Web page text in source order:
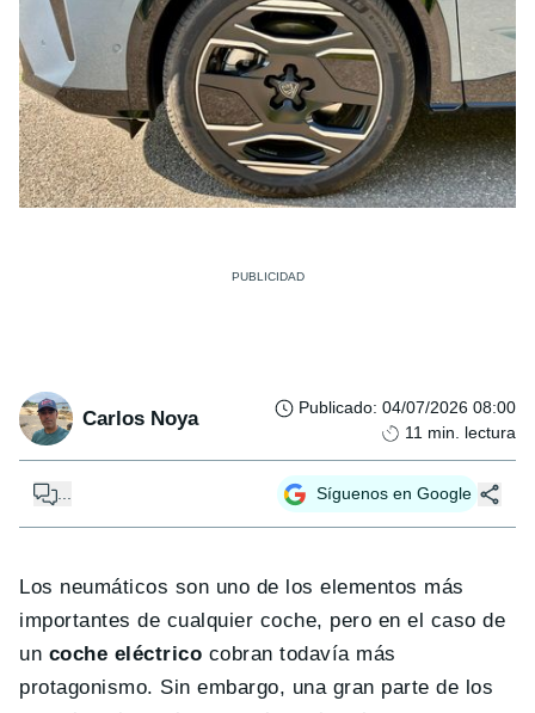
Carlos Noya Publicado: 04/07/2026 08:00
11 min. lectura
... Síguenos en Google
Los neumáticos son uno de los elementos más
importantes de cualquier coche, pero en el caso de
un coche eléctrico cobran todavía más
protagonismo. Sin embargo, una gran parte de los